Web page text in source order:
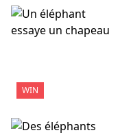
WIN